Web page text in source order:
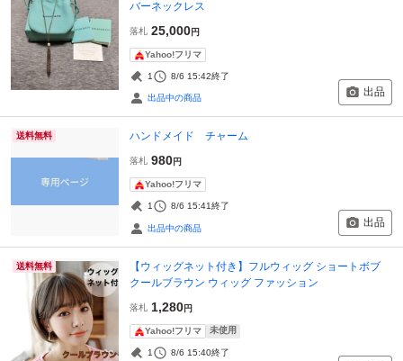
バーネックレス
落札 25,000円
Yahoo!フリマ
1 8/6 15:42終了
出品中の商品 出品
送料無料 ハンドメイド チャーム
落札 980円
Yahoo!フリマ
1 8/6 15:41終了
出品中の商品 出品
送料無料
【ウィッグネット付き】フルウィッグ ショートボブ
クールブラウン ウィッグ ファッション
落札 1,280円
Yahoo!フリマ 未使用
1 8/6 15:40終了